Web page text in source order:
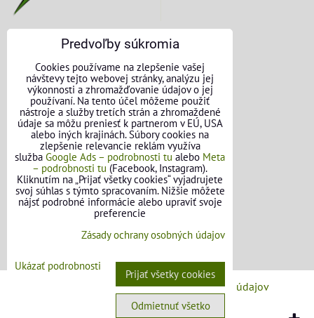
KONTAKTNÉ ÚDAJE
O nás
Kontakt
Požičovňa náradia
Názory našich zákazníkov
Mapa stránok
SLEDUJTE NÁS
Facebook
Zásady ochrany osobných údajov
Predvoľby súkromia
Cookies používame na zlepšenie vašej
návštevy tejto webovej stránky, analýzu jej
výkonnosti a zhromažďovanie údajov o jej
používaní. Na tento účel môžeme použiť
nástroje a služby tretích strán a zhromaždené
údaje sa môžu preniesť k partnerom v EÚ, USA
alebo iných krajinách. Súbory cookies na
zlepšenie relevancie reklám využíva
služba Google Ads – podrobnosti tu alebo Meta
– podrobnosti tu (Facebook, Instagram).
Kliknutím na „Prijať všetky cookies“ vyjadrujete
svoj súhlas s týmto spracovaním. Nižšie môžete
nájsť podrobné informácie alebo upraviť svoje
preferencie
Zásady ochrany osobných údajov
Ukázať podrobnosti
Prijať všetky cookies
Odmietnuť všetko